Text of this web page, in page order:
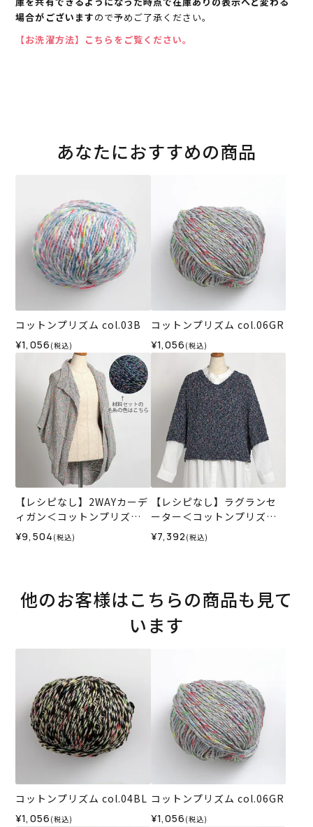
場合がございますので予めご了承ください。
【お洗濯方法】こちらをご覧ください。
あなたにおすすめの商品
コットンプリズム col.03B
¥1,056 (税込)
コットンプリズム col.06GR
¥1,056 (税込)
【レシピなし】2WAYカーデ
ィガン＜コットンプリズム0
5N＞（編み物 材料セット）
¥9,504 (税込)
【レシピなし】ラグランセ
ーター＜コットンプリズム0
5N＞（編み物 材料セット）
¥7,392 (税込)
他のお客様はこちらの商品も見て
います
コットンプリズム col.04BL
¥1,056 (税込)
コットンプリズム col.06GR
¥1,056 (税込)